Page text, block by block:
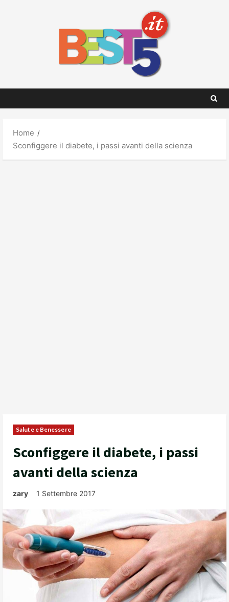
Home
Sconfiggere il diabete, i passi avanti della scienza
Salute e Benessere
Sconfiggere il diabete, i passi
avanti della scienza
zary 1 Settembre 2017